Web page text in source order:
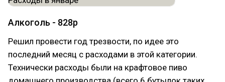
Алкоголь - 828р
Решил провести год трезвости, по идее это
последний месяц с расходами в этой категории.
Технически расходы были на крафтовое пиво